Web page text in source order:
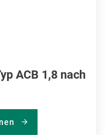
ACB 1,8 nach